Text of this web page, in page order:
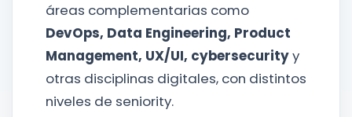
áreas complementarias como
DevOps, Data Engineering, Product
Management, UX/UI, cybersecurityy
otras disciplinas digitales, con distintos
niveles de seniority.